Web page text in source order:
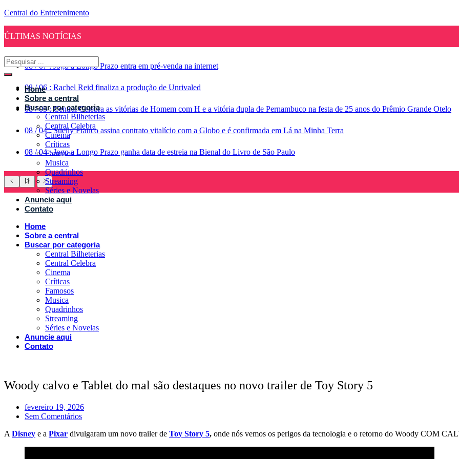
Central do Entretenimento
ÚLTIMAS NOTÍCIAS
08 / 07 : Jogo a Longo Prazo entra em pré-venda na internet
08 / 06 : Rachel Reid finaliza a produção de Unrivaled
08 / 05 : Central Celebra as vitórias de Homem com H e a vitória dupla de Pernambuco na festa de 25 anos do Prêmio Grande Otelo
08 / 04 : Suelly Franco assina contrato vitalício com a Globo e é confirmada em Lá na Minha Terra
08 / 04 : Jogo a Longo Prazo ganha data de estreia na Bienal do Livro de São Paulo
Home
Sobre a central
Buscar por categoria
Central Bilheterias
Central Celebra
Cinema
Críticas
Famosos
Musica
Quadrinhos
Streaming
Séries e Novelas
Anuncie aqui
Contato
Home
Sobre a central
Buscar por categoria
Central Bilheterias
Central Celebra
Cinema
Críticas
Famosos
Musica
Quadrinhos
Streaming
Séries e Novelas
Anuncie aqui
Contato
Woody calvo e Tablet do mal são destaques no novo trailer de Toy Story 5
fevereiro 19, 2026
Sem Comentários
A Disney e a Pixar divulgaram um novo trailer de Toy Story 5, onde nós vemos os perigos da tecnologia e o retorno do Woody COM